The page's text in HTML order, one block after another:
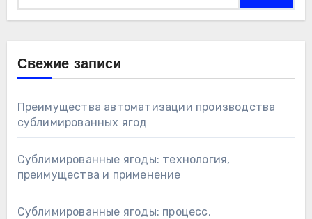
Свежие записи
Преимущества автоматизации производства
сублимированных ягод
Сублимированные ягоды: технология,
преимущества и применение
Сублимированные ягоды: процесс,